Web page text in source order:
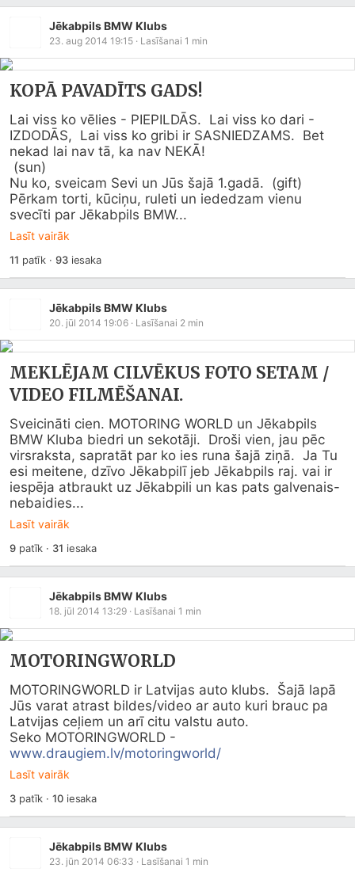
Jēkabpils BMW Klubs
23. aug 2014 19:15 · Lasīšanai 1 min
KOPĀ PAVADĪTS GADS!
Lai viss ko vēlies - PIEPILDĀS.  Lai viss ko dari -
IZDODĀS,  Lai viss ko gribi ir SASNIEDZAMS.  Bet
nekad lai nav tā, ka nav NEKĀ!
Nu ko, sveicam Sevi un Jūs šajā 1.gadā.  (gift)
Pērkam torti, kūciņu, ruleti un iededzam vienu
svecīti par Jēkabpils BMW...
Lasīt vairāk
11 patīk · 93iesaka
Jēkabpils BMW Klubs
20. jūl 2014 19:06 · Lasīšanai 2 min
MEKLĒJAM CILVĒKUS FOTO SETAM /
VIDEO FILMĒŠANAI.
Sveicināti cien. MOTORING WORLD un Jēkabpils
BMW Kluba biedri un sekotāji.  Droši vien, jau pēc
virsraksta, sapratāt par ko ies runa šajā ziņā.  Ja Tu
esi meitene, dzīvo Jēkabpilī jeb Jēkabpils raj. vai ir
iespēja atbraukt uz Jēkabpili un kas pats galvenais-
nebaidies...
Lasīt vairāk
9patīk · 31 iesaka
Jēkabpils BMW Klubs
18. jūl 2014 13:29 · Lasīšanai 1 min
MOTORINGWORLD
MOTORINGWORLD ir Latvijas auto klubs.  Šajā lapā
Jūs varat atrast bildes/video ar auto kuri brauc pa
Latvijas ceļiem un arī citu valstu auto.
www.draugiem.lv/motoringworld/
Lasīt vairāk
3patīk ·10iesaka
Jēkabpils BMW Klubs
23. jūn 2014 06:33 · Lasīšanai 1 min